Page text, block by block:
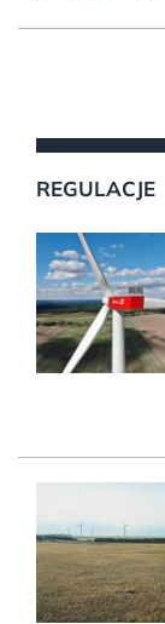
REGULACJE